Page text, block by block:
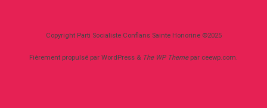
Copyright Parti Socialiste Conflans Sainte Honorine ©2025
Fièrement propulsé par WordPress & The WPThemepar ceewp.com.